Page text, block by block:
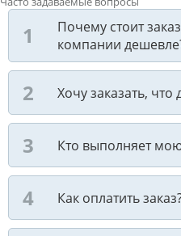
Почему стоит
компании
Хочу заказать, что
Кто выполняет
Как оплатить